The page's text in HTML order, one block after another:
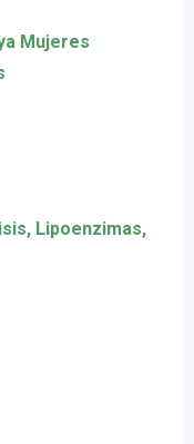
Mujeres
Lipoenzimas,